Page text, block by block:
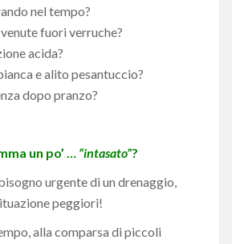
nel tempo?
fuori verruche?
acida?
e alito pesantuccio?
dopo pranzo?
un po’ … “intasato”?
urgente di un drenaggio,
peggiori!
alla comparsa di piccoli